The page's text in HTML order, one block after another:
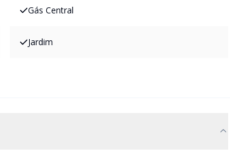
Gás Central
Jardim